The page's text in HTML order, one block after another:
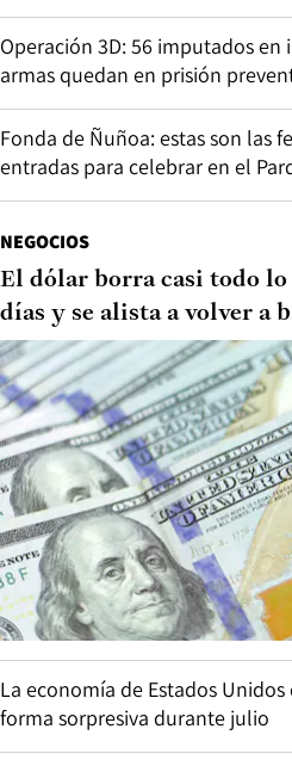
Operación 3D: 56 imputados
armas quedan en prisión
Fonda de Ñuñoa: estas son las
entradas para celebrar en el
NEGOCIOS
El dólar borra casi todo lo
días y se alista a volver a
La economía de Estados
forma sorpresiva durante julio